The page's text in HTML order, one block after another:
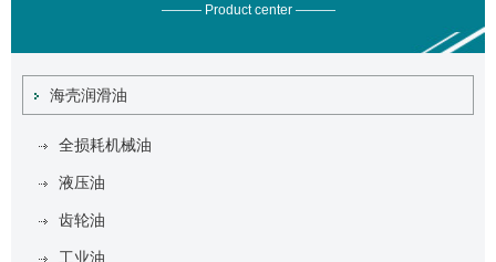
——— Product center ———
海壳润滑油
全损耗机械油
液压油
齿轮油
工业油